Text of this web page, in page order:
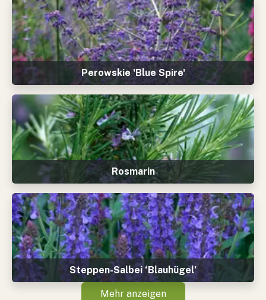
Perowskie 'Blue Spire'
Rosmarin
Steppen-Salbei ‘Blauhügel’
Mehr anzeigen